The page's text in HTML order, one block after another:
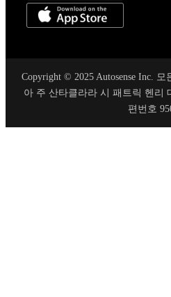
Copyright © 2025 Autosense Inc.
아 주 산타클라라 시 패트릭 헨리
편번호